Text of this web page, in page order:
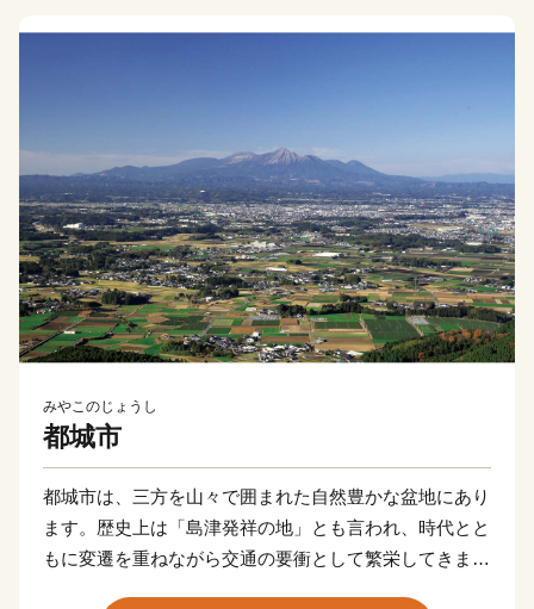
みやこのじょうし
都城市
都城市は、三方を山々で囲まれた自然豊かな盆地にあり
ます。歴史上は「島津発祥の地」とも言われ、時代とと
もに変遷を重ねながら交通の要衝として繁栄してきまし